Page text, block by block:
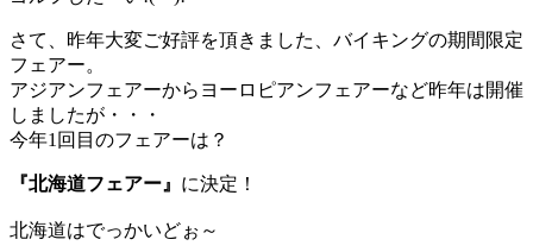
さて、昨年大変ご好評を頂きました、バイキングの期間限定
フェアー。
アジアンフェアーからヨーロピアンフェアーなど昨年は開催
しましたが・・・
今年1回目のフェアーは？
『北海道フェアー』 に決定！
北海道はでっかいどぉ～